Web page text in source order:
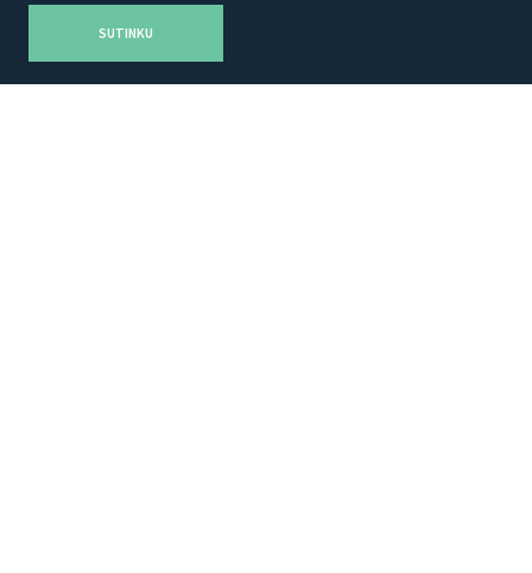
Adveits Store
Temos
Mūsų partneriai
SUTINKU